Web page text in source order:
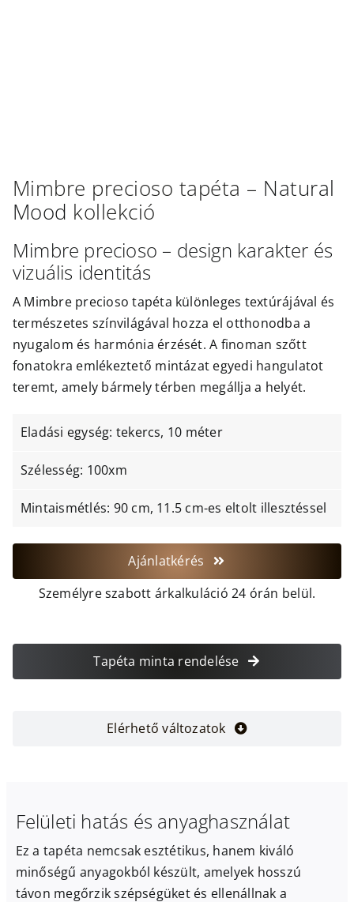
Mimbre precioso tapéta – Natural
Mood kollekció
Mimbre precioso – design karakter és
vizuális identitás
A Mimbre precioso tapéta különleges textúrájával és
természetes színvilágával hozza el otthonodba a
nyugalom és harmónia érzését. A finoman szőtt
fonatokra emlékeztető mintázat egyedi hangulatot
teremt, amely bármely térben megállja a helyét.
Eladási egység: tekercs, 10 méter
Szélesség: 100xm
Mintaismétlés: 90 cm, 11.5 cm-es eltolt illesztéssel
Ajánlatkérés
Személyre szabott árkalkuláció 24 órán belül.
Tapéta minta rendelése
Elérhető változatok
Felületi hatás és anyaghasználat
Ez a tapéta nemcsak esztétikus, hanem kiváló
minőségű anyagokból készült, amelyek hosszú
távon megőrzik szépségüket és ellenállnak a